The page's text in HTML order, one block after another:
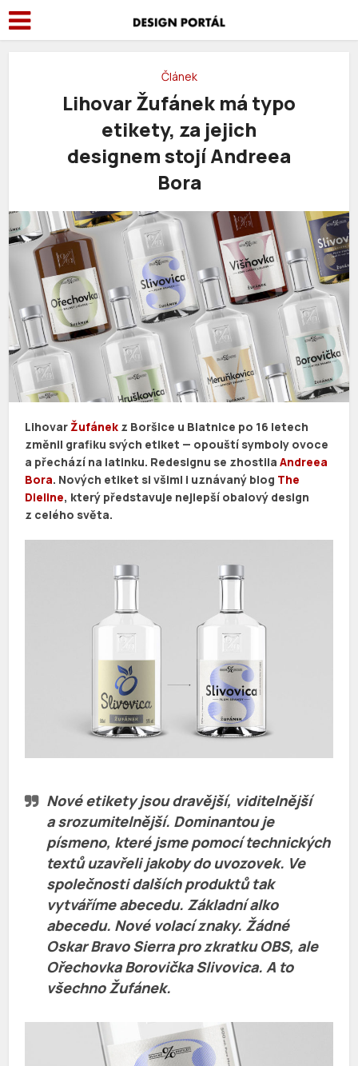
Článek
Lihovar Žufánek má typo
etikety, za jejich
designem stojí Andreea
Bora
LihovarŽufánek z Boršice u Blatnice po 16 letech
změnil grafiku svých etiket — opouští symboly ovoce
a přechází na latinku. Redesignu se zhostilaAndreea
Bora. Nových etiket si všiml i uznávaný blog The
Dieline, který představuje nejlepší obalový design
z celého světa.
Nové etikety jsou dravější, viditelnější
a srozumitelnější. Dominantou je
písmeno, které jsme pomocí technických
textů uzavřeli jakoby do uvozovek. Ve
společnosti dalších produktů tak
vytváříme abecedu. Základní alko
abecedu. Nové volací znaky. Žádné
Oskar Bravo Sierra pro zkratku OBS, ale
Ořechovka Borovička Slivovica. A to
všechno Žufánek.